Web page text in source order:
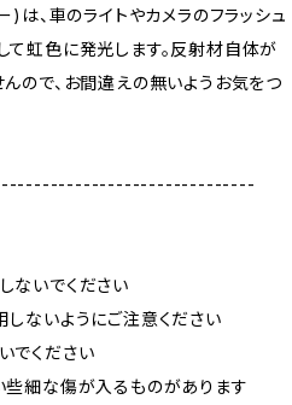
、車のライトやカメラのフラッシュ
虹色に発光します。反射材自体が
ので、お間違えの無いようお気をつ
ないでください
ないようにご注意ください
でください
細な傷が入るものがあります